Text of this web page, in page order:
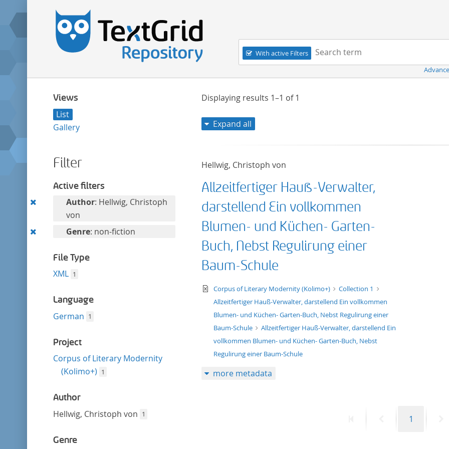
Navigation
With active Filters
Search term:
Views
List
Gallery
Filter
Active filters
RemoveAuthor: Hellwig, Christoph
von
Remove
filter
Genre: non-fiction
File Type
XML 1
Language
German 1
Project
Corpus of Literary Modernity
(Kolimo+) 1
Author
Hellwig, Christoph von 1
Genre
Displaying results 1–1 of1
Expand all
Hellwig, Christoph von
Allzeitfertiger Hauß-Verwalter,
darstellend Ein vollkommen
Blumen- und Küchen- Garten-
Buch, Nebst Regulirung einer
Baum-Schule
text/xml
Corpus of Literary Modernity (Kolimo+)
Collection 1
Allzeitfertiger Hauß-Verwalter, darstellend Ein vollkommen
Blumen- und Küchen- Garten-Buch, Nebst Regulirung einer
Baum-Schule
Allzeitfertiger Hauß-Verwalter, darstellend Ein
vollkommen Blumen- und Küchen- Garten-Buch, Nebst
Regulirung einer Baum-Schule
more metadata
PreviousPage
1